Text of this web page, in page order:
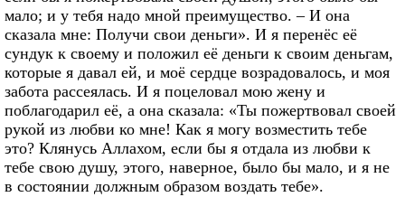
мало; и у тебя надо мной преимущество. – И она
сказала мне: Получи свои деньги». И я перенёс её
сундук к своему и положил её деньги к своим деньгам,
которые я давал ей, и моё сердце возрадовалось, и моя
забота рассеялась. И я поцеловал мою жену и
поблагодарил её, а она сказала: «Ты пожертвовал своей
рукой из любви ко мне! Как я могу возместить тебе
это? Клянусь Аллахом, если бы я отдала из любви к
тебе свою душу, этого, наверное, было бы мало, и я не
в состоянии должным образом воздать тебе».